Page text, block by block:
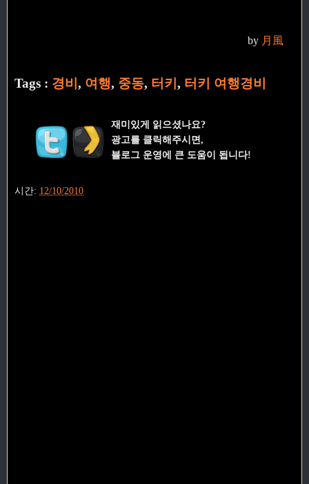
by 月風
Tags : 경비 , 여행, 중동, 터키 , 터키 여행경비
재미있게 읽으셨나요?
광고를 클릭해주시면,
블로그 운영에 큰 도움이 됩니다!
시간: 12/10/2010